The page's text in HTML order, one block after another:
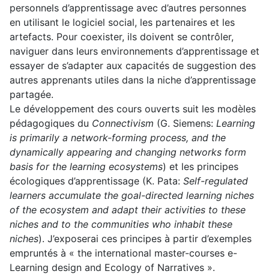
personnels d’apprentissage avec d’autres personnes
en utilisant le logiciel social, les partenaires et les
artefacts. Pour coexister, ils doivent se contrôler,
naviguer dans leurs environnements d’apprentissage et
essayer de s’adapter aux capacités de suggestion des
autres apprenants utiles dans la niche d’apprentissage
partagée.
Le développement des cours ouverts suit les modèles
pédagogiques du Connectivism (G. Siemens: Learning
is primarily a network-forming process, and the
dynamically appearing and changing networks form
basis for the learning ecosystems) et les principes
écologiques d’apprentissage (K. Pata: Self-regulated
learners accumulate the goal-directed learning niches
of the ecosystem and adapt their activities to these
niches and to the communities who inhabit these
niches). J’exposerai ces principes à partir d’exemples
empruntés à « the international master-courses e-
Learning design and Ecology of Narratives ».